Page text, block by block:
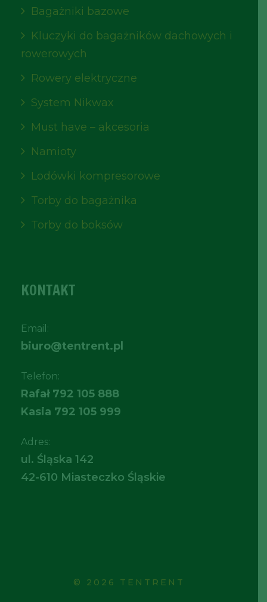
Bagażniki bazowe
Kluczyki do bagażników dachowych i
rowerowych
Rowery elektryczne
System Nikwax
Must have – akcesoria
Namioty
Lodówki kompresorowe
Torby do bagażnika
Torby do boksów
KONTAKT
Email:
biuro@tentrent.pl
Telefon:
Rafał 792 105 888
Kasia 792 105 999
Adres:
ul. Śląska 142
42-610 Miasteczko Śląskie
© 2026 TENTRENT